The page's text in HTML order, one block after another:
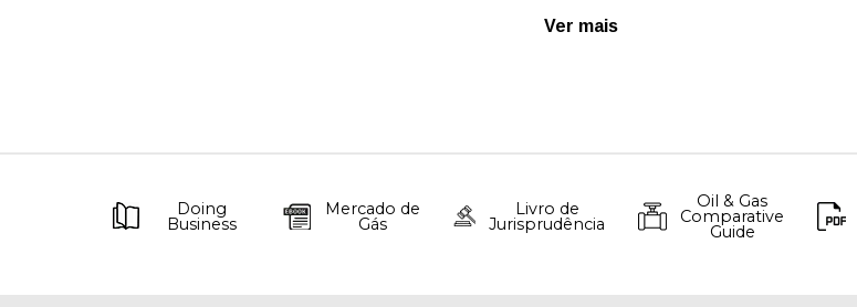
Ver mais
Doing
Business
Mercado de
Gás
Livro de
Jurisprudência
Oil & Gas
Comparative
Guide